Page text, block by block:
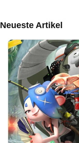
Neueste Artikel